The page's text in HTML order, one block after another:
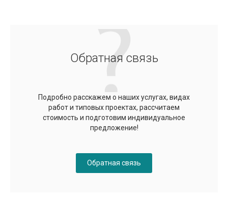
Обратная связь
Подробно расскажем о наших услугах, видах
работ и типовых проектах, рассчитаем
стоимость и подготовим индивидуальное
предложение!
Обратная связь